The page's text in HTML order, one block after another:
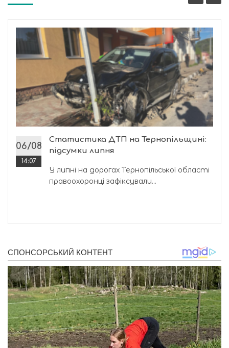
06/08
14:07
Статистика ДТП на Тернопільщині:
підсумки липня
У липні на дорогах Тернопільської області
правоохоронці зафіксували...